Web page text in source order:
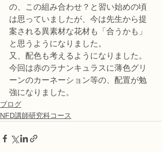
の、この組み合わせ？と習い始めの頃
は思っていましたが、今は先生から提
案される異素材な花材も「合うかも」
と思うようになりました。
又、配色も考えるようになりました。
今回は赤のラナンキュラスに薄色グリ
ーンのカーネーション等の、配置が勉
強になりました。
ブログ
NFD講師研究科コース